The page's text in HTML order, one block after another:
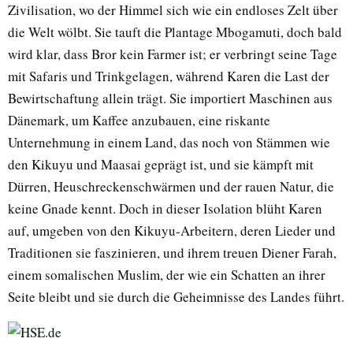
Zivilisation, wo der Himmel sich wie ein endloses Zelt über
die Welt wölbt. Sie tauft die Plantage Mbogamuti, doch bald
wird klar, dass Bror kein Farmer ist; er verbringt seine Tage
mit Safaris und Trinkgelagen, während Karen die Last der
Bewirtschaftung allein trägt. Sie importiert Maschinen aus
Dänemark, um Kaffee anzubauen, eine riskante
Unternehmung in einem Land, das noch von Stämmen wie
den Kikuyu und Maasai geprägt ist, und sie kämpft mit
Dürren, Heuschreckenschwärmen und der rauen Natur, die
keine Gnade kennt. Doch in dieser Isolation blüht Karen
auf, umgeben von den Kikuyu-Arbeitern, deren Lieder und
Traditionen sie faszinieren, und ihrem treuen Diener Farah,
einem somalischen Muslim, der wie ein Schatten an ihrer
Seite bleibt und sie durch die Geheimnisse des Landes führt.